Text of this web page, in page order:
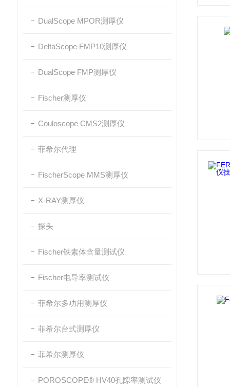
DualScope MPOR测厚仪
DeltaScope FMP10测厚仪
DualScope FMP测厚仪
Fischer测厚仪
Couloscope CMS2测厚仪
菲希尔代理
FischerScope MMS测厚仪
X-RAY测厚仪
探头
Fischer铁素体含量测试仪
Fischer电导率测试仪
菲希尔多功用测厚仪
菲希尔台式测厚仪
菲希尔测厚仪
POROSCOPE® HV40孔隙率测试仪